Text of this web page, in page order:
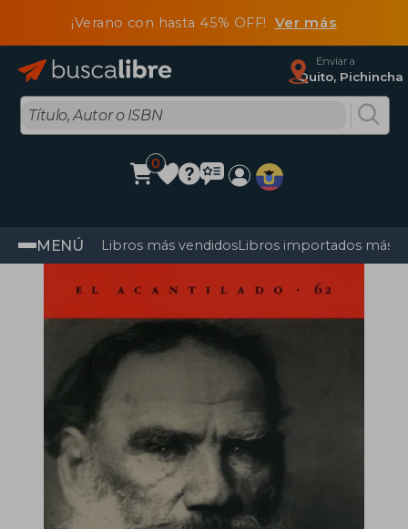
¡Verano con hasta 45% OFF! Ver más
Enviar a
Quito, Pichincha
0
MENÚ Libros más vendidosLibros importados más